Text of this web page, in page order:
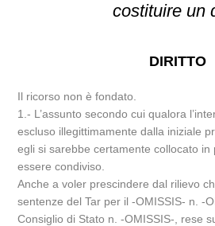
costituire un
DIRITTO
Il ricorso non è fondato.
1.- L’assunto secondo cui qualora
escluso illegittimamente dalla iniziale
egli si sarebbe certamente collocato in
essere condiviso.
Anche a voler prescindere dal rilievo
sentenze del Tar per il -OMISSIS- n. -
Consiglio di Stato n. -OMISSIS-, rese